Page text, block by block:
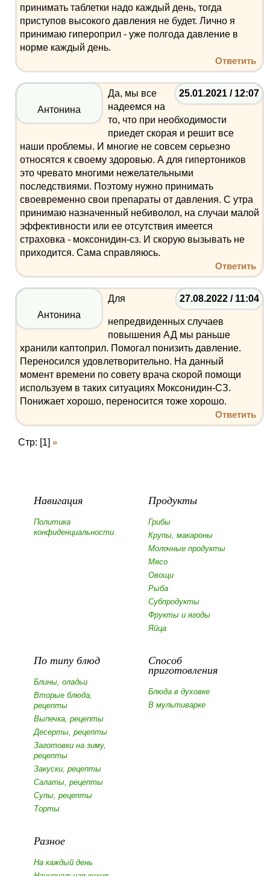
принимать таблетки надо каждый день, тогда
приступов высокого давления не будет. Лично я
принимаю гипероприл - уже полгода давление в
норме каждый день.
Ответить
25.01.2021 / 12:07
Антонина
Да, мы все
надеемся на
то, что при необходимости
приедет скорая и решит все
наши проблемы. И многие не совсем серьезно
относятся к своему здоровью. А для гипертоников
это чревато многими нежелательными
последствиями. Поэтому нужно принимать
своевременно свои препараты от давления. С утра
принимаю назначенный небиволол, на случаи малой
эффективности или ее отсутствия имеется
страховка - моксонидин-сз. И скорую вызывать не
приходится. Сама справляюсь.
Ответить
27.08.2022 / 11:04
Антонина
Для
непредвиденных случаев
повышения АД мы раньше
хранили каптоприл. Помогал понизить давление.
Переносился удовлетворительно. На данный
момент времени по совету врача скорой помощи
используем в таких ситуациях Моксонидин-СЗ.
Понижает хорошо, переносится тоже хорошо.
Ответить
Стр: [1] »
Навигация
Политика
конфиденциальности
Продукты
Грибы
Крупы, макароны
Молочные продукты
Мясо
Овощи
Рыба
Субпродукты
Фрукты и ягоды
Яйца
По типу блюд
Блины, оладьи
Вторые блюда,
рецепты
Выпечка, рецепты
Десерты, рецепты
Заготовки на зиму,
рецепты
Закуски, рецепты
Салаты, рецепты
Супы, рецепты
Торты
Способ
приготовления
Блюда в духовке
В мультиварке
Разное
На каждый день